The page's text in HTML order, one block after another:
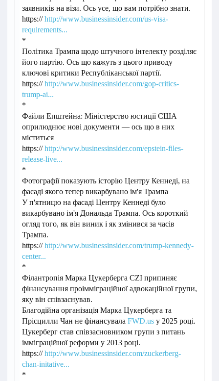
заявників на візи. Ось усе, що вам потрібно знати.
https://http://www.businessinsider.com/us-visa-
requirements...
*
Політика Трампа щодо штучного інтелекту розділяє
його партію. ​​Ось що кажуть з цього приводу
ключові критики Республіканської партії.
https://http://www.businessinsider.com/gop-critics-
trump-ai...
*
Файли Епштейна: Міністерство юстиції США
оприлюднює нові документи — ось що в них
міститься
https://http://www.businessinsider.com/epstein-files-
release-live...
*
Фотографії показують історію Центру Кеннеді, на
фасаді якого тепер викарбувано ім'я Трампа
У п'ятницю на фасаді Центру Кеннеді було
викарбувано ім'я Дональда Трампа. Ось короткий
огляд того, як він виник і як змінився за часів
Трампа.
https://http://www.businessinsider.com/trump-kennedy-
center...
*
Філантропія Марка Цукерберга CZI припиняє
фінансування проімміграційної адвокаційної групи,
яку він співзаснував.
Благодійна організація Марка Цукерберга та
Прісцилли Чан не фінансувала FWD.us у 2025 році.
Цукерберг став співзасновником групи з питань
імміграційної реформи у 2013 році.
https://http://www.businessinsider.com/zuckerberg-
chan-initative...
*